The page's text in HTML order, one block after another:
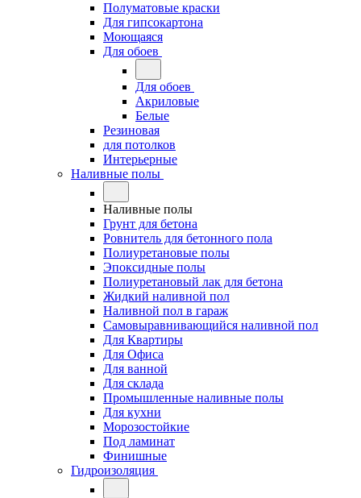
Полуматовые краски
Для гипсокартона
Моющаяся
Для обоев
Для обоев
Акриловые
Белые
Резиновая
для потолков
Интерьерные
Наливные полы
Наливные полы
Грунт для бетона
Ровнитель для бетонного пола
Полиуретановые полы
Эпоксидные полы
Полиуретановый лак для бетона
Жидкий наливной пол
Наливной пол в гараж
Самовыравнивающийся наливной пол
Для Квартиры
Для Офиса
Для ванной
Для склада
Промышленные наливные полы
Для кухни
Морозостойкие
Под ламинат
Финишные
Гидроизоляция